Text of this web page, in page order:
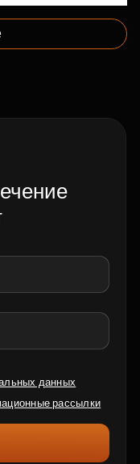
данных
рассылки